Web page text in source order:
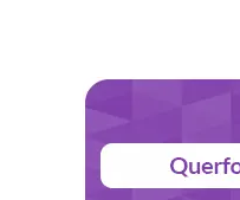
Jetzt lesen